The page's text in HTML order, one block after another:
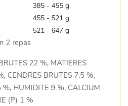
385 - 455 g
455 - 521 g
521 - 647 g
2 repas
22 %, MATIERES
CENDRES BRUTES 7.5 %,
%, HUMIDITE 9 %, CALCIUM
(P) 1 %